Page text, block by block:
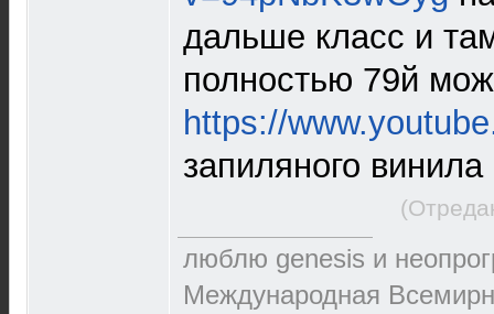
дальше класс и
полностью 79й
https://
запиляного винила
люблю genesis и
Международная